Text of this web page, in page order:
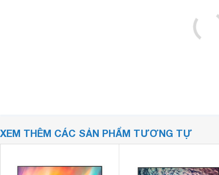
XEM THÊM CÁC SẢN PHẨM TƯƠNG TỰ